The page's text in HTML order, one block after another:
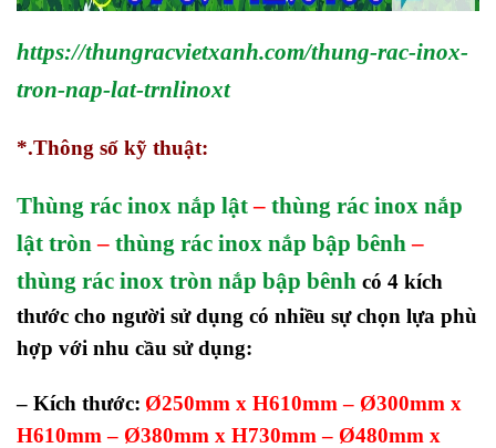
https://thungracvietxanh.com/thung-rac-inox-
tron-nap-lat-trnlinoxt
*.Thông số kỹ thuật:
Thùng rác inox nắp lật– thùng rác inox nắp
lật tròn– thùng rác inox nắp bập bênh–
thùng rác inox tròn nắp bập bênh có 4 kích
thước cho người sử dụng có nhiều sự chọn lựa phù
hợp với nhu cầu sử dụng:
– Kích thước: Ø250mm x H610mm – Ø300mm x
H610mm – Ø380mm x H730mm – Ø480mm x